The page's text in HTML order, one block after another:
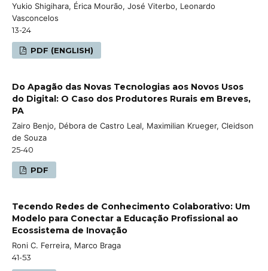
Yukio Shigihara, Érica Mourão, José Viterbo, Leonardo
Vasconcelos
13-24
PDF (ENGLISH)
Do Apagão das Novas Tecnologias aos Novos Usos
do Digital: O Caso dos Produtores Rurais em Breves,
PA
Zairo Benjo, Débora de Castro Leal, Maximilian Krueger, Cleidson
de Souza
25-40
PDF
Tecendo Redes de Conhecimento Colaborativo: Um
Modelo para Conectar a Educação Profissional ao
Ecossistema de Inovação
Roni C. Ferreira, Marco Braga
41-53